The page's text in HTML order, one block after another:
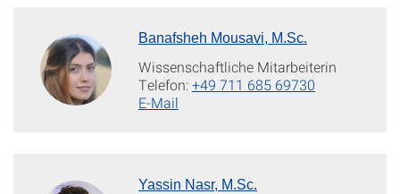
Banafsheh Mousavi, M.Sc.
Wissenschaftliche Mitarbeiterin
Telefon:+49 711 685 69730
E-Mail
Yassin Nasr, M.Sc.